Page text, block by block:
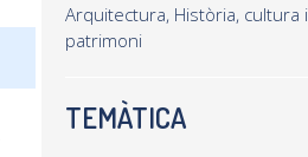
Arquitectura, Història, cultura i
patrimoni
TEMÀTICA